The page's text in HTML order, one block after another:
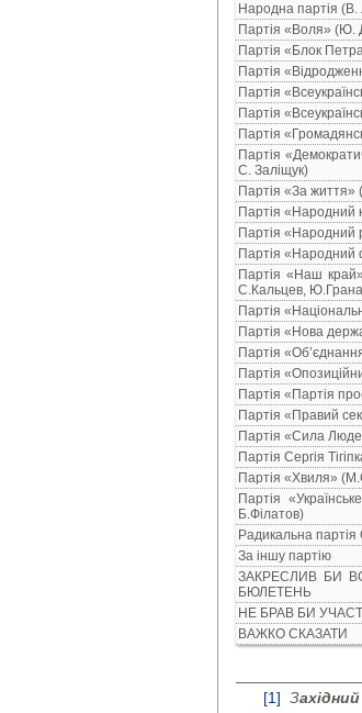
Народна партія (В.
Партія «Воля» (Ю.
Партія «Блок
Партія
Партія
Партія
Партія
Партія
С. Заліщук)
Партія «За життя»
Партія «Народний
Партія «Народний
Партія
Партія «Наш
С.Кальцев,
Партія
Партія «Нова
Партія
Партія
Партія «Партія
Партія «Правий
Партія «Сила
Партія Сергія
Партія «Хвиля»
Партія
Б.Філатов)
Радикальна
За іншу партію
ЗАКРЕСЛИВ БИ
БЮЛЕТЕНЬ
НЕ БРАВ БИ
ВАЖКО СКАЗАТИ
[1] З